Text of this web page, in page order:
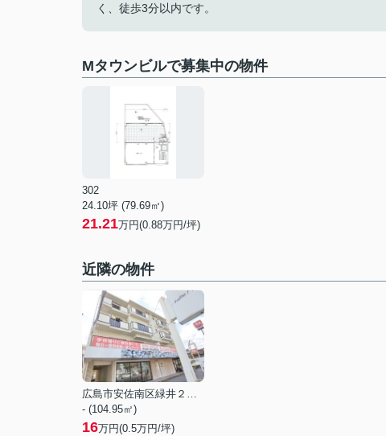
く、徒歩3分以内です。
Mタウンビルで募集中の物件
302
24.10坪 (79.69㎡)
21.21万円(0.88万円/坪)
近隣の物件
広島市安佐南区緑井２丁目
- (104.95㎡)
16万円(0.5万円/坪)